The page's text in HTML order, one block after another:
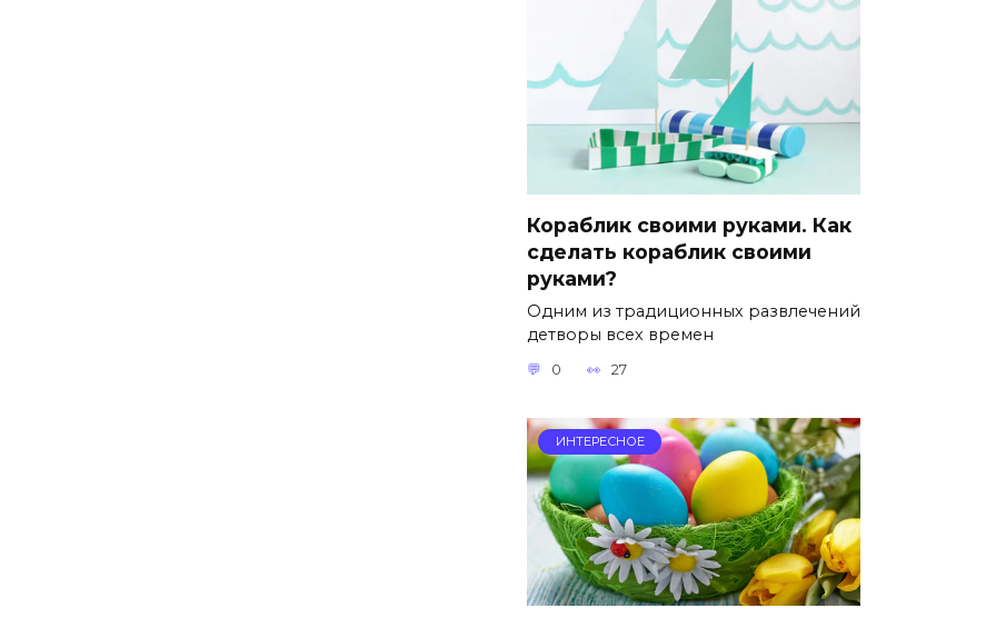
Кораблик своими руками. Как
сделать кораблик своими
руками?
Одним из традиционных развлечений
детворы всех времен
0 27
ИНТЕРЕСНОЕ